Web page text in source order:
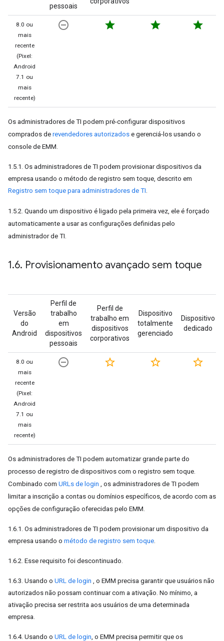
pessoais
8.0 ou
mais
recente
(Pixel:
Android
7.1 ou
mais
recente)
remove_circle_outline star star star
Os administradores de TI podem pré-configurar dispositivos
comprados de revendedores autorizados e gerenciá-los usando o
console de EMM.
1.5.1. Os administradores de TI podem provisionar dispositivos da
empresa usando o método de registro sem toque, descrito em
Registro sem toque para administradores de TI.
1.5.2. Quando um dispositivo é ligado pela primeira vez, ele é forçado
automaticamente a usar as configurações definidas pelo
administrador de TI.
1.6. Provisionamento avançado sem toque
Versão
do
Android
Perfil de
trabalho
em
dispositivos
pessoais
Perfil de
trabalho em
dispositivos
corporativos
Dispositivo
totalmente
gerenciado
Dispositivo
dedicado
8.0 ou
mais
recente
(Pixel:
Android
7.1 ou
mais
recente)
remove_circle_outline star_border star_border star_border
Os administradores de TI podem automatizar grande parte do
processo de registro de dispositivos com o registro sem toque.
Combinado com URLs de login , os administradores de TI podem
limitar a inscrição a contas ou domínios específicos, de acordo com as
opções de configuração oferecidas pelo EMM.
1.6.1. Os administradores de TI podem provisionar um dispositivo da
empresa usando o método de registro sem toque.
1.6.2. Esse requisito foi descontinuado.
1.6.3. Usando o URL de login , o EMM precisa garantir que usuários não
autorizados não possam continuar com a ativação. No mínimo, a
ativação precisa ser restrita aos usuários de uma determinada
empresa.
1.6.4. Usando o URL de login, o EMM precisa permitir que os